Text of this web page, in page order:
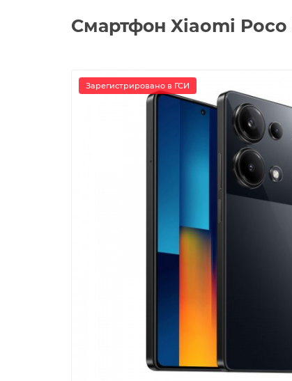
Смартфон Xiaomi Poco
Зарегистрировано в ГСИ